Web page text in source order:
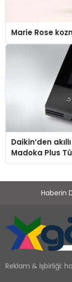
Marie Rose
Daikin’den
Madoka Plus
Haberin
Reklam & İşbirliği: